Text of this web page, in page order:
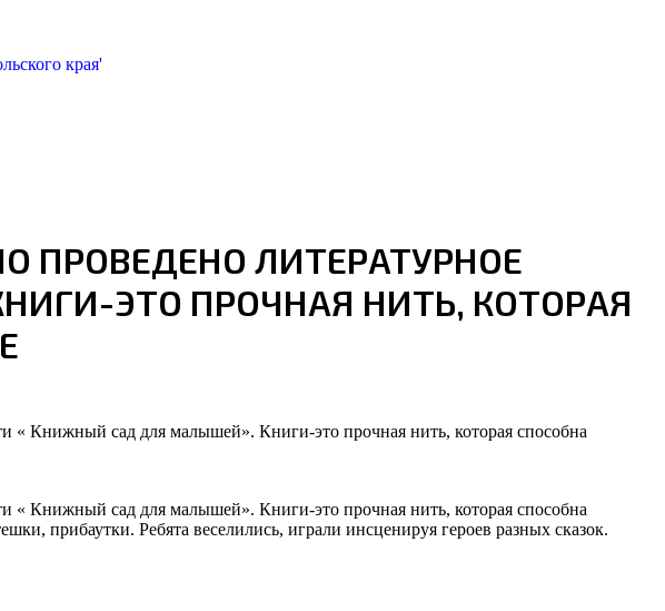
ПРОВЕДЕНО ЛИТЕРАТУРНОЕ
ЭТО ПРОЧНАЯ НИТЬ, КОТОРАЯ
« Книжный сад для малышей». Книги-это прочная нить, которая способна
« Книжный сад для малышей». Книги-это прочная нить, которая способна
прибаутки. Ребята веселились, играли инсценируя героев разных сказок.